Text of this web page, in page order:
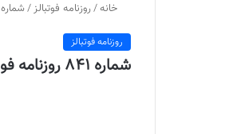
خانه/روزنامه فوتبالز/شماره 841 روزنامه فوتبالز منتشر شد
روزنامه فوتبالز
شماره 841 روزنامه فوتبالز منتشر شد